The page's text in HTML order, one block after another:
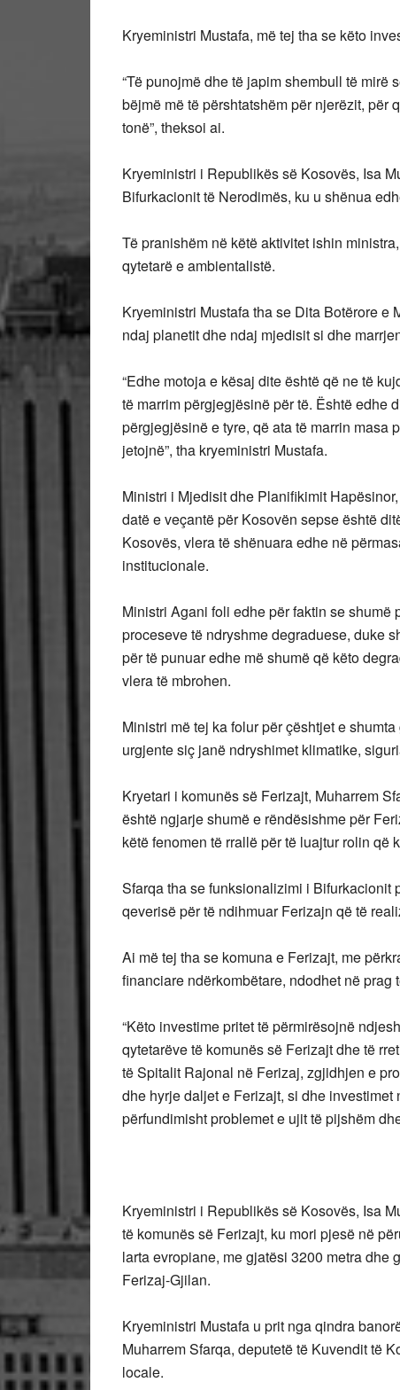
Kryeministri Mustafa, më tej tha se këto
“Të punojmë dhe të japim shembull të
bëjmë më të përshtatshëm për njerëzit, për
tonë”, theksoi ai.
Kryeministri i Republikës së Kosovës, Isa
Bifurkacionit të Nerodimës, ku u shënua
Të pranishëm në këtë aktivitet ishin
qytetarë e ambientalistë.
Kryeministri Mustafa tha se Dita Botërore
ndaj planetit dhe ndaj mjedisit si dhe
“Edhe motoja e kësaj dite është që ne të
të marrim përgjegjësinë për të. Është edhe
përgjegjësinë e tyre, që ata të marrin masa
jetojnë”, tha kryeministri Mustafa.
Ministri i Mjedisit dhe Planifikimit
datë e veçantë për Kosovën sepse është
Kosovës, vlera të shënuara edhe në
institucionale.
Ministri Agani foli edhe për faktin se
proceseve të ndryshme degraduese, duke
për të punuar edhe më shumë që këto
vlera të mbrohen.
Ministri më tej ka folur për çështjet e
urgjente siç janë ndryshimet klimatike,
Kryetari i komunës së Ferizajt, Muharrem
është ngjarje shumë e rëndësishme për
këtë fenomen të rrallë për të luajtur rolin që
Sfarqa tha se funksionalizimi i Bifurkacionit
qeverisë për të ndihmuar Ferizajn që të
Ai më tej tha se komuna e Ferizajt, me
financiare ndërkombëtare, ndodhet në
“Këto investime pritet të përmirësojnë
qytetarëve të komunës së Ferizajt dhe të
të Spitalit Rajonal në Ferizaj, zgjidhjen e
dhe hyrje daljet e Ferizajt, si dhe
përfundimisht problemet e ujit të pijshëm
Kryeministri i Republikës së Kosovës, Isa
të komunës së Ferizajt, ku mori pjesë në
larta evropiane, me gjatësi 3200 metra dhe
Ferizaj-Gjilan.
Kryeministri Mustafa u prit nga qindra
Muharrem Sfarqa, deputetë të Kuvendit të
locale.